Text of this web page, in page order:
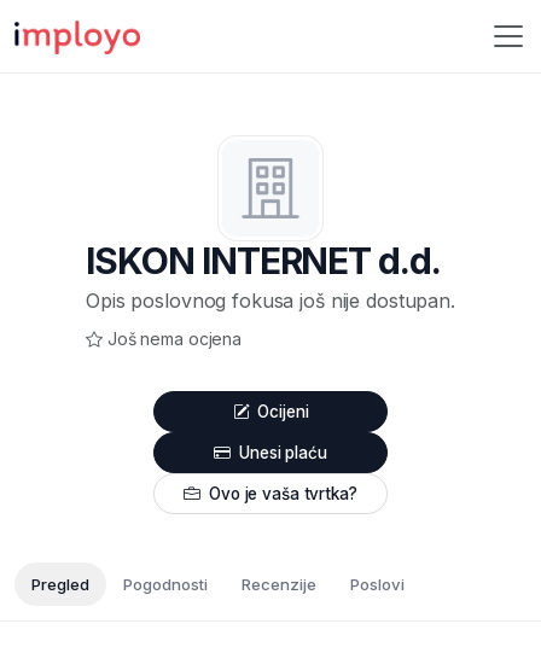
ISKON INTERNET d.d.
Opis poslovnog fokusa još nije dostupan.
Još nema ocjena
Ocijeni
Unesi plaću
Ovo je vaša tvrtka?
Pregled Pogodnosti Recenzije Poslovi